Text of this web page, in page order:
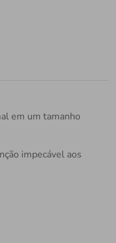
em um tamanho
impecável aos